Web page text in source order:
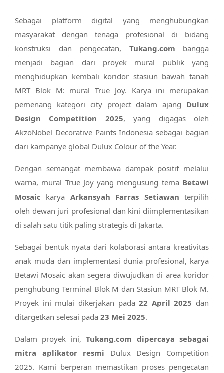
Sebagai platform digital yang menghubungkan
masyarakat dengan tenaga profesional di bidang
konstruksi dan pengecatan, Tukang.com bangga
menjadi bagian dari proyek mural publik yang
menghidupkan kembali koridor stasiun bawah tanah
MRT Blok M: mural True Joy. Karya ini merupakan
pemenang kategori city project dalam ajang Dulux
Design Competition 2025, yang digagas oleh
AkzoNobel Decorative Paints Indonesia sebagai bagian
dari kampanye global Dulux Colour of the Year.
Dengan semangat membawa dampak positif melalui
warna, mural True Joy yang mengusung tema Betawi
Mosaic karya Arkansyah Farras Setiawan terpilih
oleh dewan juri profesional dan kini diimplementasikan
di salah satu titik paling strategis di Jakarta.
Sebagai bentuk nyata dari kolaborasi antara kreativitas
anak muda dan implementasi dunia profesional, karya
Betawi Mosaic akan segera diwujudkan di area koridor
penghubung Terminal Blok M dan Stasiun MRT Blok M.
Proyek ini mulai dikerjakan pada22 April 2025 dan
ditargetkan selesai pada 23 Mei 2025.
Dalam proyek ini,Tukang.com dipercaya sebagai
mitra aplikator resmi Dulux Design Competition
2025. Kami berperan memastikan proses pengecatan